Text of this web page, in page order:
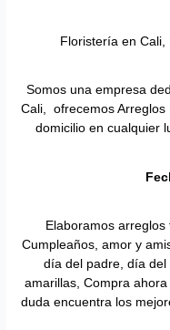
Floristería en Cali,
Somos una empresa
Cali, ofrecemos Arreglos
domicilio en cualquier
Elaboramos
Cumpleaños, amor y
día del padre, día
amarillas, Compra
duda encuentra los